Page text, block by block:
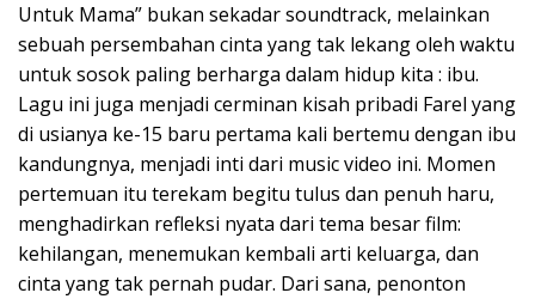
Untuk Mama” bukan sekadar soundtrack, melainkan
sebuah persembahan cinta yang tak lekang oleh waktu
untuk sosok paling berharga dalam hidup kita : ibu.
Lagu ini juga menjadi cerminan kisah pribadi Farel yang
di usianya ke-15 baru pertama kali bertemu dengan ibu
kandungnya, menjadi inti dari music video ini. Momen
pertemuan itu terekam begitu tulus dan penuh haru,
menghadirkan refleksi nyata dari tema besar film:
kehilangan, menemukan kembali arti keluarga, dan
cinta yang tak pernah pudar. Dari sana, penonton